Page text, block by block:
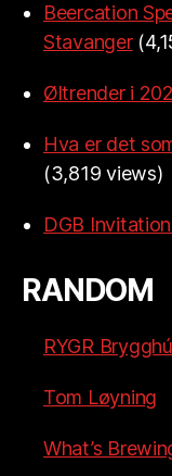
Beercation
Stavanger
Øltrender i
Hva er det
(3,819 views)
DGB
RANDOM
RYGR
Tom Løyning
What’s